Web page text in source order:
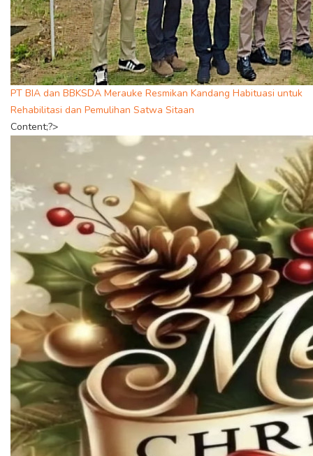
PT BIA dan BBKSDA Merauke Resmikan Kandang Habituasi untuk
Rehabilitasi dan Pemulihan Satwa Sitaan
Content;?>